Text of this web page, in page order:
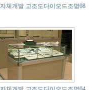
자체개발 고조도다이오드조명08